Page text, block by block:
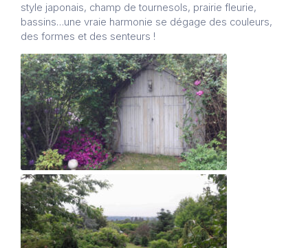
style japonais, champ de tournesols, prairie fleurie,
bassins…une vraie harmonie se dégage des couleurs,
des formes et des senteurs !